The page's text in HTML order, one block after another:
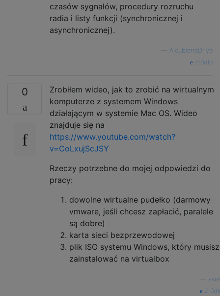
czasów sygnałów, procedury rozruchu
radia i listy funkcji (synchronicznej i
asynchronicznej).
AlcubierreDrive
źródło
0
Zrobiłem wideo, jak to zrobić na wirtualnym
komputerze z systemem Windows
działającym w systemie Mac OS. Wideo
znajduje się na
https://www.youtube.com/watch?
v=CoLxujScJSY
Rzeczy potrzebne do mojej odpowiedzi do
pracy:
dowolne wirtualne pudełko (darmowy
vmware, jeśli chcesz zapłacić, paralele
są dobre)
karta sieci bezprzewodowej
plik ISO systemu Windows, który musisz
zainstalować na virtualbox